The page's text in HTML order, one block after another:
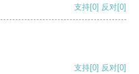
支持[0] 反对[0]
支持[0] 反对[0]